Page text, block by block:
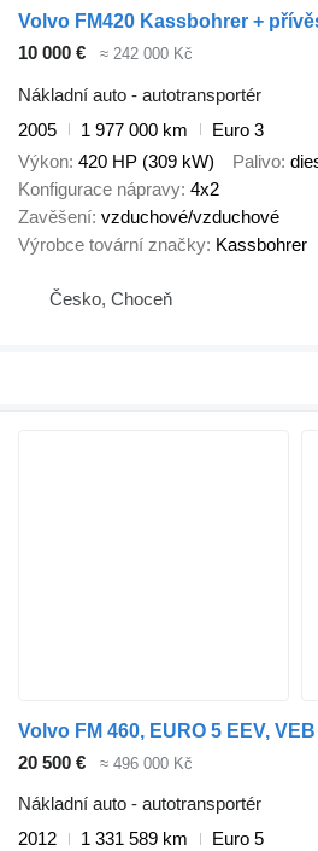
Volvo FM420 Kassbohrer +
10 000 €
≈ 242 000 Kč
Nákladní auto - autotransportér
2005
1 977 000 km
Euro 3
Výkon 420 HP (309 kW) Palivo
Konfigurace nápravy 4x2
Zavěšení vzduchové/vzduchové
Výrobce tovární značky Kassbohrer
Česko, Choceň
20 500 € ≈ 496 000 Kč
Nákladní auto - autotransportér
2012
1 331 589 km
Euro 5